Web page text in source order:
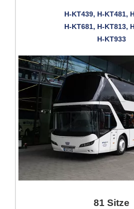
H-KT439, H-KT481,
H-KT681, H-KT813,
H-KT933
81 Sitze